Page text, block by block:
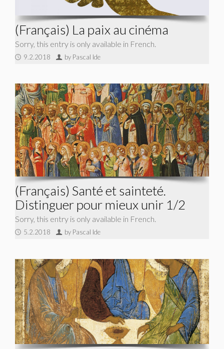
(Français) La paix au cinéma
Sorry, this entry is only available in French.
9.2.2018 by Pascal Ide
(Français) Santé et sainteté.
Distinguer pour mieux unir 1/2
Sorry, this entry is only available in French.
5.2.2018 by Pascal Ide